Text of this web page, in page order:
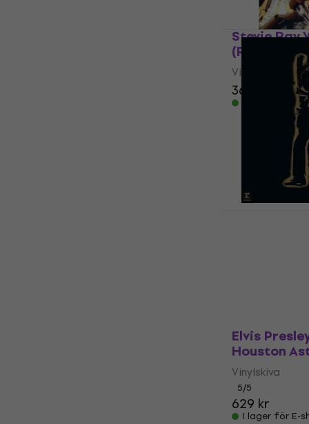
Stevie Ray
(Reissue)
Vinylskiva
364 kr
I lager för E-
Elvis
Houston
Vinylskiva
5/5
629 kr
I lager för E-